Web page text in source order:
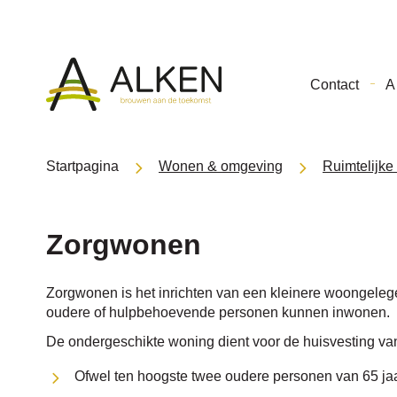
Gemeente
Alken
Contact A
Startpagina Wonen & omgeving Ruimtelijke
Zorgwonen
Zorgwonen is het inrichten van een kleinere
oudere of hulpbehoevende personen kunnen inwonen.
De ondergeschikte woning dient voor de huisvesting
Ofwel ten hoogste twee oudere personen van 65